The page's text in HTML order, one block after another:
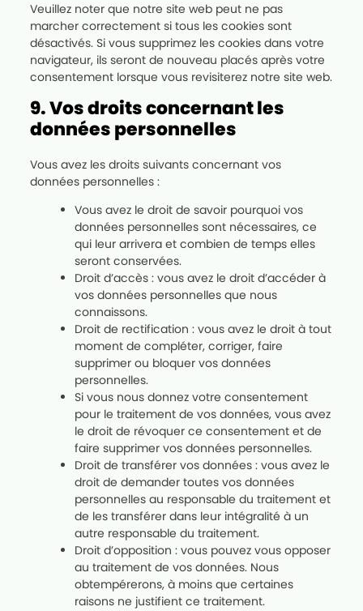
Veuillez noter que notre site web peut ne pas
marcher correctement si tous les cookies sont
désactivés. Si vous supprimez les cookies dans votre
navigateur, ils seront de nouveau placés après votre
consentement lorsque vous revisiterez notre site web.
9. Vos droits concernant les
données personnelles
Vous avez les droits suivants concernant vos
données personnelles :
Vous avez le droit de savoir pourquoi vos
données personnelles sont nécessaires, ce
qui leur arrivera et combien de temps elles
seront conservées.
Droit d’accès : vous avez le droit d’accéder à
vos données personnelles que nous
connaissons.
Droit de rectification : vous avez le droit à tout
moment de compléter, corriger, faire
supprimer ou bloquer vos données
personnelles.
Si vous nous donnez votre consentement
pour le traitement de vos données, vous avez
le droit de révoquer ce consentement et de
faire supprimer vos données personnelles.
Droit de transférer vos données : vous avez le
droit de demander toutes vos données
personnelles au responsable du traitement et
de les transférer dans leur intégralité à un
autre responsable du traitement.
Droit d’opposition : vous pouvez vous opposer
au traitement de vos données. Nous
obtempérerons, à moins que certaines
raisons ne justifient ce traitement.